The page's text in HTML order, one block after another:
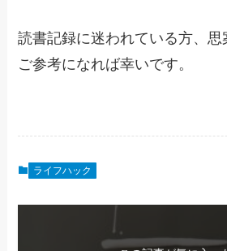
読書記録に迷われている方、
ご参考になれば幸いです。
ライフハック